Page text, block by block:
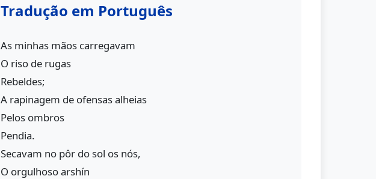
Tradução em Português
As minhas mãos carregavam
O riso de rugas
Rebeldes;
A rapinagem de ofensas alheias
Pelos ombros
Pendia.
Secavam no pôr do sol os nós,
O orgulhoso arshín